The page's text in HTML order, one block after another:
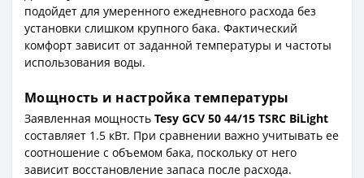
подойдет для умеренного ежедневного расхода без
установки слишком крупного бака. Фактический
комфорт зависит от заданной температуры и частоты
использования воды.
Мощность и настройка температуры
Заявленная мощность Tesy GCV 50 44/15 TSRC BiLight
составляет 1.5 кВт. При сравнении важно учитывать ее
соотношение с объемом бака, поскольку от него
зависит восстановление запаса после расхода.